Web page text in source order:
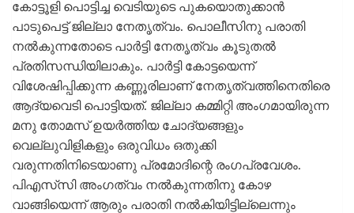
കോട്ടൂളി പൊട്ടിച്ച വെടിയുടെ പുകയൊതുക്കാൻ
പാടുപെട്ട് ജില്ലാ നേതൃത്വം. പൊലീസിനു പരാതി
നൽകുന്നതോടെ പാർട്ടി നേതൃത്വം കൂടുതൽ
പ്രതിസന്ധിയിലാകും. പാർട്ടി കോട്ടയെന്ന്
വിശേഷിപ്പിക്കുന്ന കണ്ണൂരിലാണ് നേതൃത്വത്തിനെതിരെ
ആദ്യവെടി പൊട്ടിയത്. ജില്ലാ കമ്മിറ്റി അംഗമായിരുന്ന
മനു തോമസ് ഉയർത്തിയ ചോദ്യങ്ങളും
വെല്ലുവിളികളും ഒരുവിധം ഒതുക്കി
വരുന്നതിനിടെയാണു പ്രമോദിന്റെ രംഗപ്രവേശം.
പിഎസ്‌സി അംഗത്വം നൽകുന്നതിനു കോഴ
വാങ്ങിയെന്ന് ആരും പരാതി നൽകിയിട്ടില്ലെന്നും